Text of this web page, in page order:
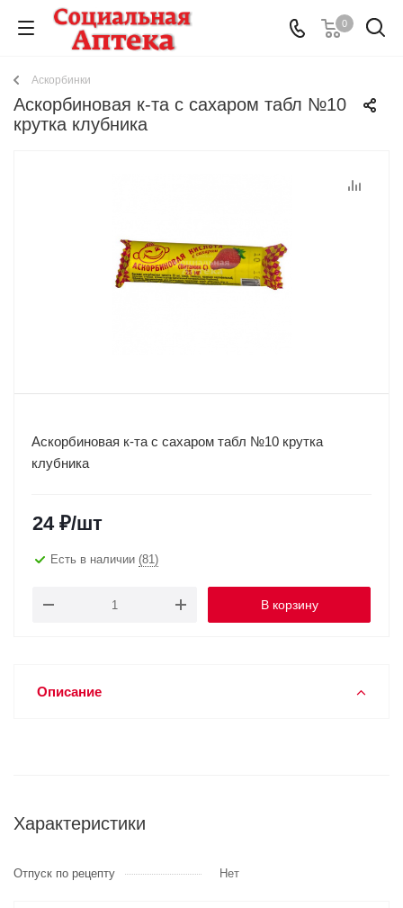
0
Аскорбинки
Аскорбиновая к-та с сахаром табл №10
крутка клубника
Аскорбиновая к-та с сахаром табл №10 крутка
клубника
24₽/шт
Есть в наличии (81)
В корзину
Описание
Характеристики
Отпуск по рецепту Нет